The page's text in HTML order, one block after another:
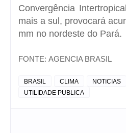
Convergência
mais a sul, provocará
mm no nordeste do Pará.
FONTE: AGENCIA BRASIL
BRASIL CLIMA NOTICIAS
UTILIDADE PUBLICA